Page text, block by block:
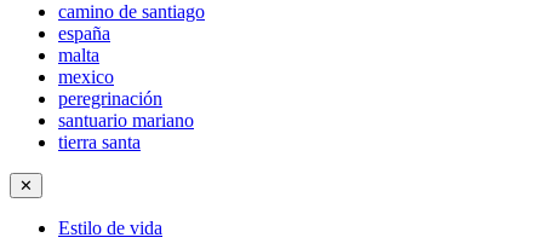
camino de santiago
españa
malta
mexico
peregrinación
santuario mariano
tierra santa
✕
Estilo de vida